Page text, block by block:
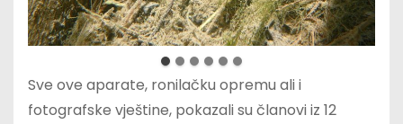
Sve ove aparate, ronilačku opremu ali i
fotografske vještine, pokazali su članovi iz 12